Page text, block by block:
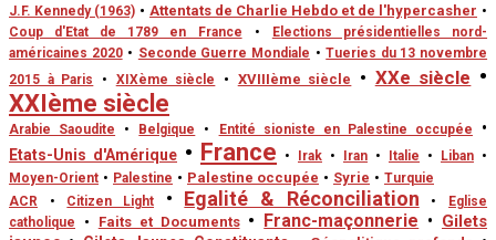
J.F. Kennedy (1963) • Attentats de Charlie Hebdo et de l'hypercasher •
Coup d'Etat de 1789 en France
•
Elections présidentielles nord-
américaines 2020 • Seconde Guerre Mondiale • Tueries du 13 novembre
2015 à Paris
• XIXème siècle • XVIIIème siècle • XXe siècle •
XXIème siècle
Arabie Saoudite • Belgique • Entité sioniste en Palestine occupée
•
Etats-Unis d'Amérique • France • Irak • Iran • Italie • Liban •
Moyen-Orient • Palestine • Palestine occupée • Syrie • Turquie
ACR
• Citizen Light • Egalité & Réconciliation •
Eglise
catholique
• Faits et Documents • Franc-maçonnerie • Gilets